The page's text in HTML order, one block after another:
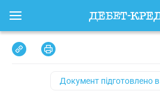
Документ підготовлено в